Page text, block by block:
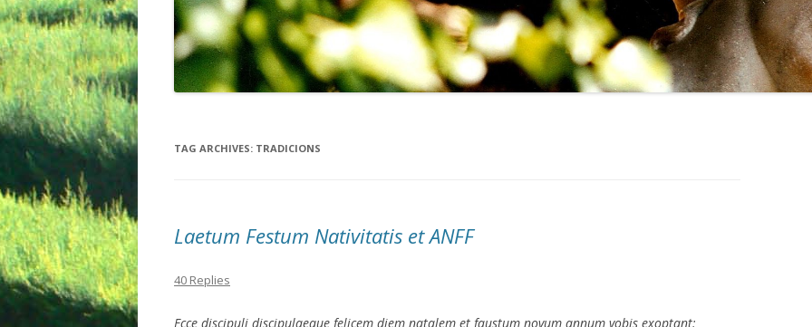
TAG ARCHIVES: TRADICIONS
Laetum Festum Nativitatis et ANFF
40 Replies
Ecce discipuli discipulaeque felicem diem natalem et faustum novum annum vobis exoptant: